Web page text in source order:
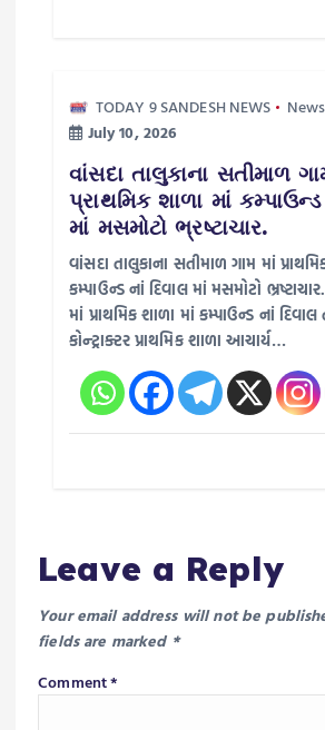
TODAY 9 SANDESH NEWS
News
July 10, 2026
વાંસદા તાલુકાના સતીમાળ
પ્રાથમિક શાળા માં કમ્પાઉન્ડ
માં મસમોટો ભ્રષ્ટાચાર.
વાંસદા તાલુકાના સતીમાળ ગામ માં
કમ્પાઉન્ડ નાં દિવાલ માં મસમોટો
માં પ્રાથમિક શાળા માં કમ્પાઉન્ડ નાં દિવાલ
કોન્ટ્રાક્ટર પ્રાથમિક શાળા આચાર્ય…
Leave a Reply
Your email address will not be
fields are marked *
Comment*